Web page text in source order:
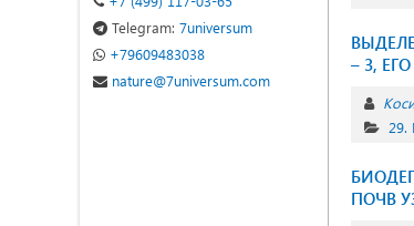
– 3,
29.
ПОЧВ
Telegram: 7universum
+79609483038
nature@7universum.com